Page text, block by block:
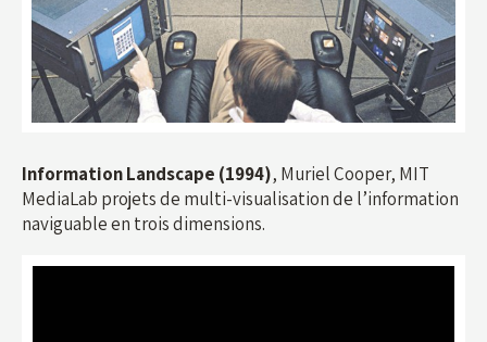
Information Landscape (1994), Muriel Cooper, MIT
MediaLab projets de multi-visualisation de l’information
naviguable en trois dimensions.